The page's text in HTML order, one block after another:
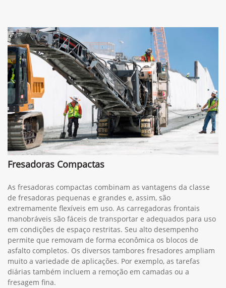
Fresadoras Compactas
As fresadoras compactas combinam as vantagens da classe
de fresadoras pequenas e grandes e, assim, são
extremamente flexíveis em uso. As carregadoras frontais
manobráveis são fáceis de transportar e adequados para uso
em condições de espaço restritas. Seu alto desempenho
permite que removam de forma econômica os blocos de
asfalto completos. Os diversos tambores fresadores ampliam
muito a variedade de aplicações. Por exemplo, as tarefas
diárias também incluem a remoção em camadas ou a
fresagem fina.